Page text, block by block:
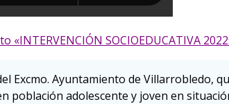
«INTERVENCIÓN SOCIOEDUCATIVA
Excmo. Ayuntamiento de Villarrobledo,
adolescente y joven en